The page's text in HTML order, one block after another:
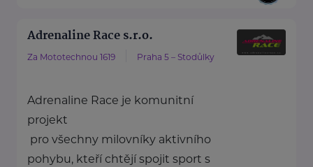
Adrenaline Race s.r.o.
Za Mototechnou 1619 Praha 5 – Stodůlky
Adrenaline Race je komunitní
projekt
pro všechny milovníky aktivního
pohybu, kteří chtějí spojit sport s